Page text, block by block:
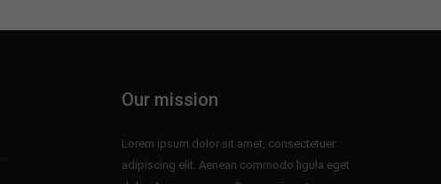
Our mission
Lorem ipsum dolor sit amet, consectetuer
adipiscing elit. Aenean commodo ligula eget